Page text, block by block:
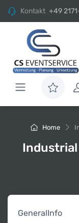
Kontakt +49
Home
Industrial
GeneralInfo